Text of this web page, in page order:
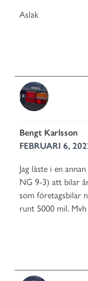
Aslak
Bengt Karlsson
FEBRUARI 6,
Jag läste i en
NG 9-3) att bilar
som företagsbilar
runt 5000 mil.